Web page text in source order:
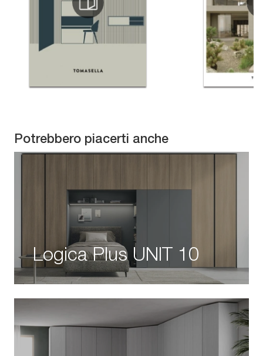
Potrebbero piacerti anche
Logica Plus UNIT 10